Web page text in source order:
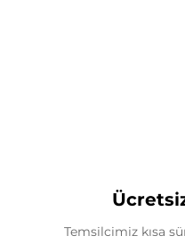
Temsilcimiz kısa